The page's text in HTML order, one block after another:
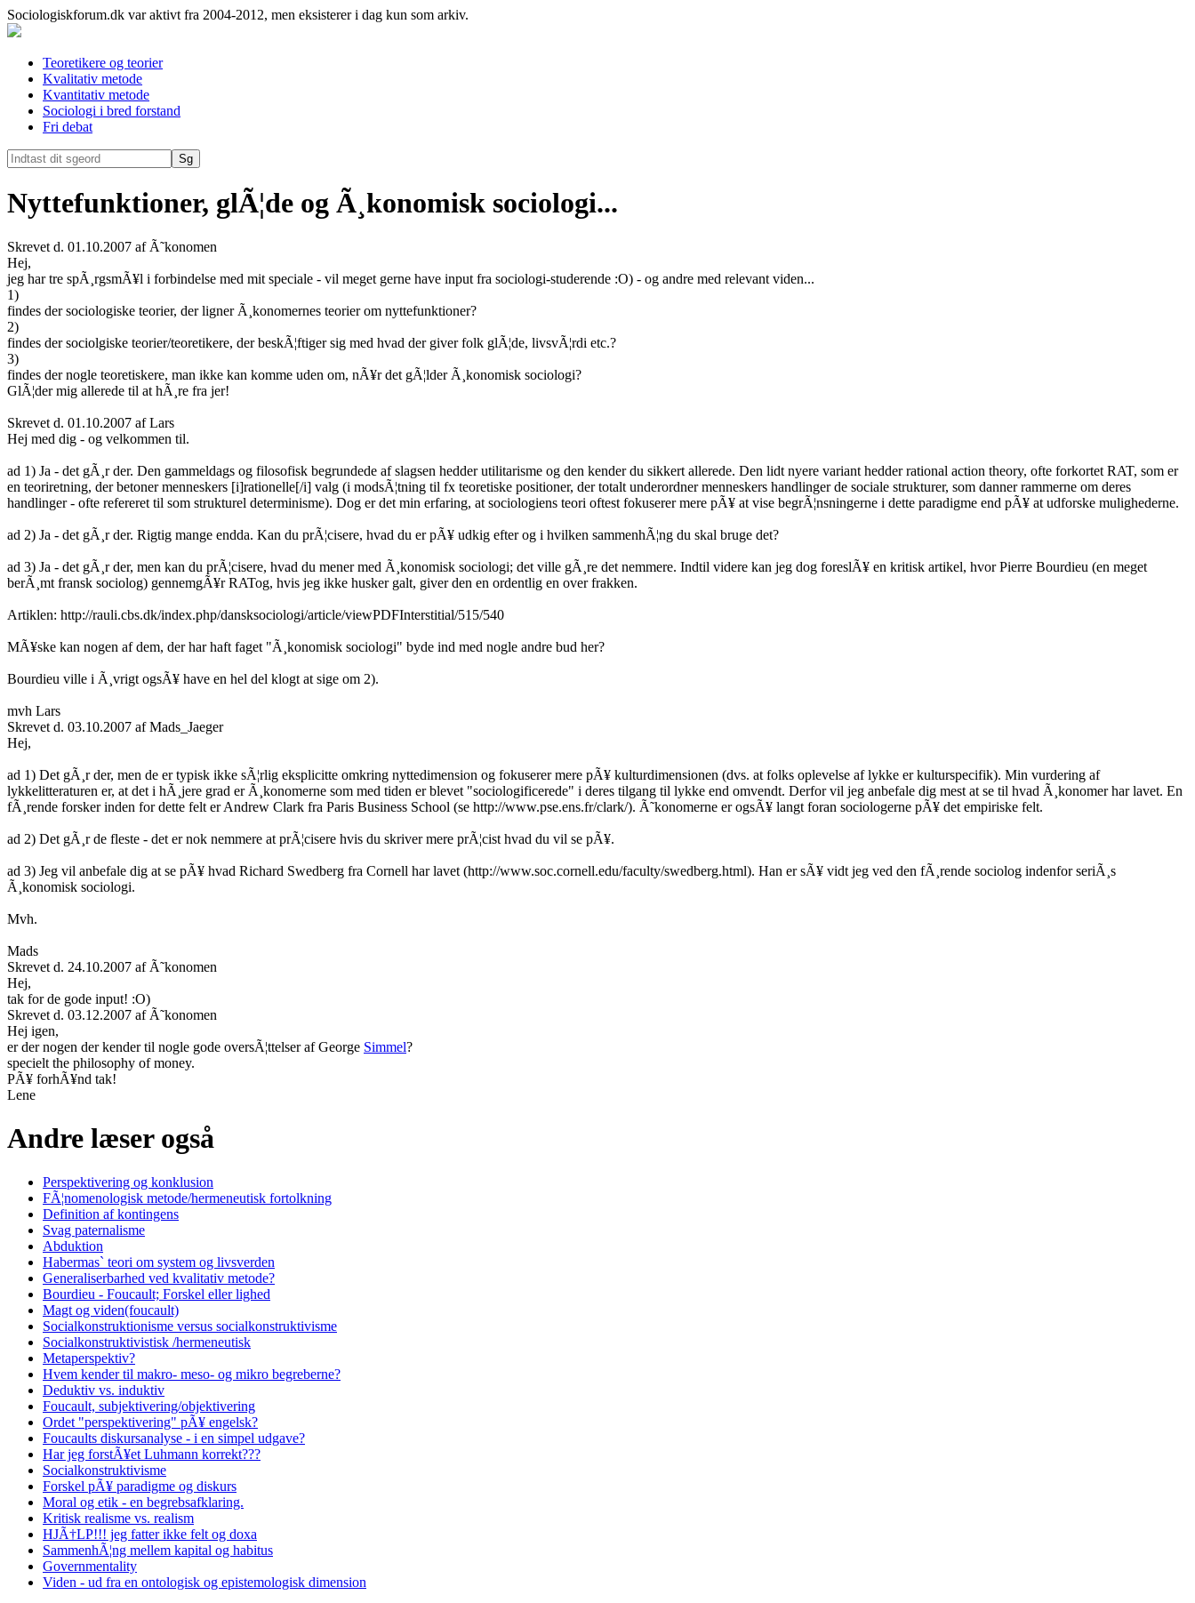
Sociologiskforum.dk var aktivt fra 2004-2012, men eksisterer i dag kun som arkiv.
Teoretikere og teorier
Kvalitativ metode
Kvantitativ metode
Sociologi i bred forstand
Fri debat
Nyttefunktioner, glÃ¦de og Ã¸konomisk sociologi...
Skrevet d. 01.10.2007 af Ã˜konomen
Hej,
jeg har tre spÃ¸rgsmÃ¥l i forbindelse med mit speciale - vil meget gerne have input fra sociologi-studerende :O) - og andre med relevant viden...
1)
findes der sociologiske teorier, der ligner Ã¸konomernes teorier om nyttefunktioner?
2)
findes der sociolgiske teorier/teoretikere, der beskÃ¦ftiger sig med hvad der giver folk glÃ¦de, livsvÃ¦rdi etc.?
3)
findes der nogle teoretiskere, man ikke kan komme uden om, nÃ¥r det gÃ¦lder Ã¸konomisk sociologi?
GlÃ¦der mig allerede til at hÃ¸re fra jer!
Skrevet d. 01.10.2007 af Lars
Hej med dig - og velkommen til.
ad 1) Ja - det gÃ¸r der. Den gammeldags og filosofisk begrundede af slagsen hedder utilitarisme og den kender du sikkert allerede. Den lidt nyere variant hedder rational action theory, ofte forkortet RAT, som er
en teoriretning, der betoner menneskers [i]rationelle[/i] valg (i modsÃ¦tning til fx teoretiske positioner, der totalt underordner menneskers handlinger de sociale strukturer, som danner rammerne om deres
handlinger - ofte refereret til som strukturel determinisme). Dog er det min erfaring, at sociologiens teori oftest fokuserer mere pÃ¥ at vise begrÃ¦nsningerne i dette paradigme end pÃ¥ at udforske mulighederne.
ad 2) Ja - det gÃ¸r der. Rigtig mange endda. Kan du prÃ¦cisere, hvad du er pÃ¥ udkig efter og i hvilken sammenhÃ¦ng du skal bruge det?
ad 3) Ja - det gÃ¸r der, men kan du prÃ¦cisere, hvad du mener med Ã¸konomisk sociologi; det ville gÃ¸re det nemmere. Indtil videre kan jeg dog foreslÃ¥ en kritisk artikel, hvor Pierre Bourdieu (en meget
berÃ¸mt fransk sociolog) gennemgÃ¥r RATog, hvis jeg ikke husker galt, giver den en ordentlig en over frakken.
Artiklen: http://rauli.cbs.dk/index.php/dansksociologi/article/viewPDFInterstitial/515/540
MÃ¥ske kan nogen af dem, der har haft faget "Ã¸konomisk sociologi" byde ind med nogle andre bud her?
Bourdieu ville i Ã¸vrigt ogsÃ¥ have en hel del klogt at sige om 2).
mvh Lars
Skrevet d. 03.10.2007 af Mads_Jaeger
Hej,
ad 1) Det gÃ¸r der, men de er typisk ikke sÃ¦rlig eksplicitte omkring nyttedimension og fokuserer mere pÃ¥ kulturdimensionen (dvs. at folks oplevelse af lykke er kulturspecifik). Min vurdering af
lykkelitteraturen er, at det i hÃ¸jere grad er Ã¸konomerne som med tiden er blevet "sociologificerede" i deres tilgang til lykke end omvendt. Derfor vil jeg anbefale dig mest at se til hvad Ã¸konomer har lavet. En
fÃ¸rende forsker inden for dette felt er Andrew Clark fra Paris Business School (se http://www.pse.ens.fr/clark/). Ã˜konomerne er ogsÃ¥ langt foran sociologerne pÃ¥ det empiriske felt.
ad 2) Det gÃ¸r de fleste - det er nok nemmere at prÃ¦cisere hvis du skriver mere prÃ¦cist hvad du vil se pÃ¥.
ad 3) Jeg vil anbefale dig at se pÃ¥ hvad Richard Swedberg fra Cornell har lavet (http://www.soc.cornell.edu/faculty/swedberg.html). Han er sÃ¥ vidt jeg ved den fÃ¸rende sociolog indenfor seriÃ¸s
Ã¸konomisk sociologi.
Mvh.
Mads
Skrevet d. 24.10.2007 af Ã˜konomen
Hej,
tak for de gode input! :O)
Skrevet d. 03.12.2007 af Ã˜konomen
Hej igen,
er der nogen der kender til nogle gode oversÃ¦ttelser af George Simmel?
specielt the philosophy of money.
PÃ¥ forhÃ¥nd tak!
Lene
Andre læser også
Perspektivering og konklusion
FÃ¦nomenologisk metode/hermeneutisk fortolkning
Definition af kontingens
Svag paternalisme
Abduktion
Habermas` teori om system og livsverden
Generaliserbarhed ved kvalitativ metode?
Bourdieu - Foucault; Forskel eller lighed
Magt og viden(foucault)
Socialkonstruktionisme versus socialkonstruktivisme
Socialkonstruktivistisk /hermeneutisk
Metaperspektiv?
Hvem kender til makro- meso- og mikro begreberne?
Deduktiv vs. induktiv
Foucault, subjektivering/objektivering
Ordet "perspektivering" pÃ¥ engelsk?
Foucaults diskursanalyse - i en simpel udgave?
Har jeg forstÃ¥et Luhmann korrekt???
Socialkonstruktivisme
Forskel pÃ¥ paradigme og diskurs
Moral og etik - en begrebsafklaring.
Kritisk realisme vs. realism
HJÃ†LP!!! jeg fatter ikke felt og doxa
SammenhÃ¦ng mellem kapital og habitus
Governmentality
Viden - ud fra en ontologisk og epistemologisk dimension